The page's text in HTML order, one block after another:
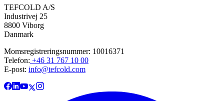
TEFCOLD A/S
Industrivej 25
8800 Viborg
Danmark
Momsregistreringsnummer: 10016371
Telefon: +46 31 767 10 00
E-post: info@tefcold.com